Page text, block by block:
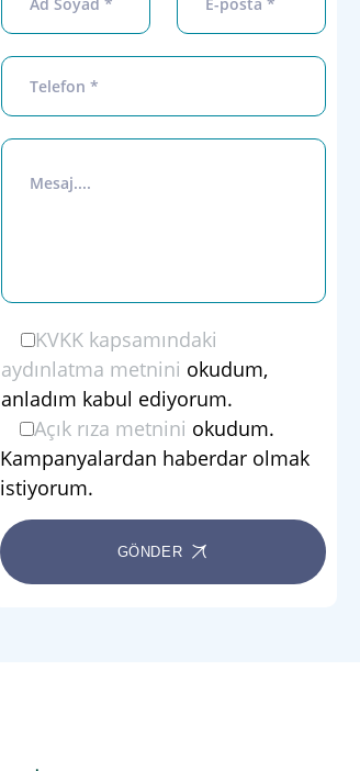
KVKK kapsamındaki
aydınlatma metnini okudum,
anladım kabul ediyorum.
Açık rıza metnini okudum.
Kampanyalardan haberdar olmak
istiyorum.
GÖNDER